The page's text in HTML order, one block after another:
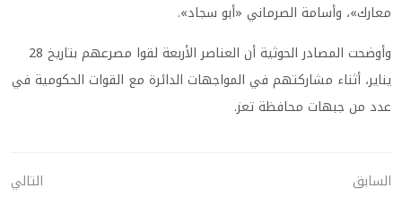
معارك»، وأسامة الصرماني «أبو سجاد».
وأوضحت المصادر الحوثية أن العناصر الأربعة لقوا مصرعهم بتاريخ 28
يناير، أثناء مشاركتهم في المواجهات الدائرة مع القوات الحكومية في
عدد من جبهات محافظة تعز.
السابق
التالي